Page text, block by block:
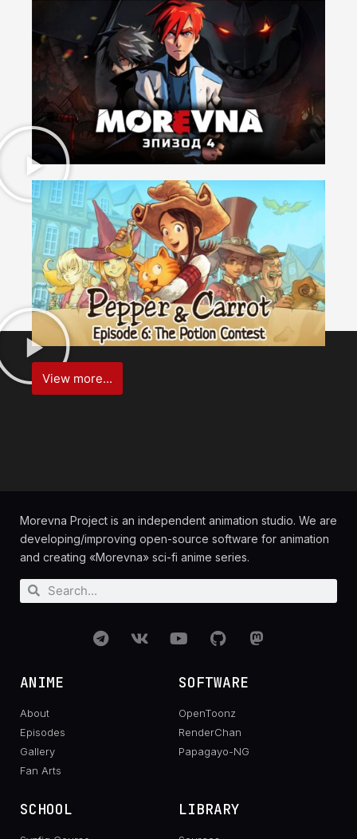
View more...
Morevna Project is an independent animation studio. We are
developing/improving open-source software for animation
and creating «Morevna» sci-fi anime series.
ANIME
About
Episodes
Gallery
Fan Arts
SOFTWARE
OpenToonz
RenderChan
Papagayo-NG
SCHOOL LIBRARY